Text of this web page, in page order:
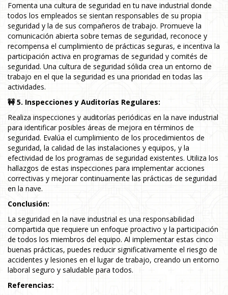
Fomenta una cultura de seguridad en tu nave industrial donde
todos los empleados se sientan responsables de su propia
seguridad y la de sus compañeros de trabajo. Promueve la
comunicación abierta sobre temas de seguridad, reconoce y
recompensa el cumplimiento de prácticas seguras, e incentiva la
participación activa en programas de seguridad y comités de
seguridad. Una cultura de seguridad sólida crea un entorno de
trabajo en el que la seguridad es una prioridad en todas las
actividades.
🚧 5. Inspecciones y Auditorías Regulares:
Realiza inspecciones y auditorías periódicas en la nave industrial
para identificar posibles áreas de mejora en términos de
seguridad. Evalúa el cumplimiento de los procedimientos de
seguridad, la calidad de las instalaciones y equipos, y la
efectividad de los programas de seguridad existentes. Utiliza los
hallazgos de estas inspecciones para implementar acciones
correctivas y mejorar continuamente las prácticas de seguridad
en la nave.
Conclusión:
La seguridad en la nave industrial es una responsabilidad
compartida que requiere un enfoque proactivo y la participación
de todos los miembros del equipo. Al implementar estas cinco
buenas prácticas, puedes reducir significativamente el riesgo de
accidentes y lesiones en el lugar de trabajo, creando un entorno
laboral seguro y saludable para todos.
Referencias: